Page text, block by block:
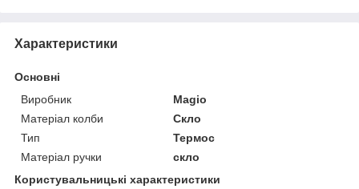
Характеристики
Основні
Виробник
Magio
Матеріал колби
Скло
Тип
Термос
Матеріал ручки
скло
Користувальницькі характеристики